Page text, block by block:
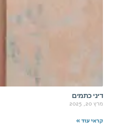
דיני כתמים
מרץ 20, 2025
קראי עוד »